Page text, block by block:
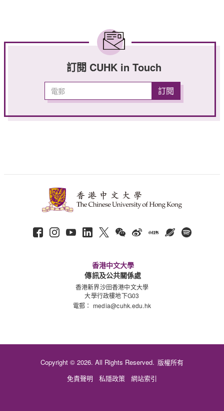
訂閱 CUHK in Touch
香港中文大學
傳訊及公共關係處
香港新界沙田香港中文大學
大學行政樓地下G03
電郵： media@cuhk.edu.hk
Copyright © 2026. All Rights Reserved. 版權所有
免責聲明
私隱政策 網站索引